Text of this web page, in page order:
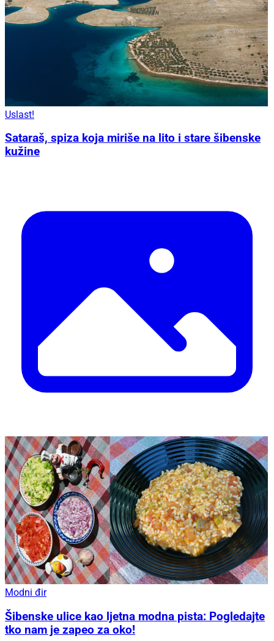
Uslast!
Sataraš, spiza koja miriše na lito i stare šibenske
kužine
Modni đir
Šibenske ulice kao ljetna modna pista: Pogledajte
tko nam je zapeo za oko!